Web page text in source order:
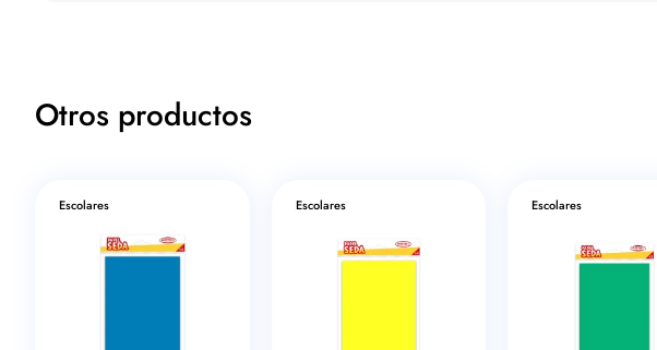
Otros productos
Escolares Escolares Escolares